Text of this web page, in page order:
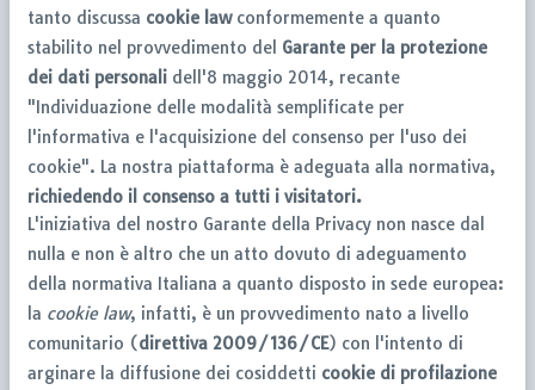
tanto discussa cookie lawconformemente a quanto
stabilito nel provvedimento del Garante per la protezione
dei dati personali dell'8 maggio 2014, recante
"Individuazione delle modalità semplificate per
l'informativa e l'acquisizione del consenso per l'uso dei
cookie". La nostra piattaforma è adeguata alla normativa,
richiedendo il consenso a tutti i visitatori.
L'iniziativa del nostro Garante della Privacy non nasce dal
nulla e non è altro che un atto dovuto di adeguamento
della normativa Italiana a quanto disposto in sede europea:
la cookie law, infatti, è un provvedimento nato a livello
comunitario (direttiva 2009/136/CE) con l'intento di
arginare la diffusione dei cosiddetti cookie di profilazione